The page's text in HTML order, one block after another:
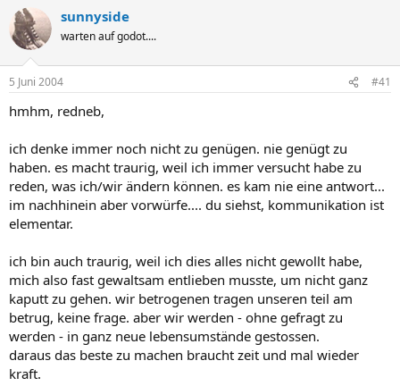
sunnyside
warten auf godot....
5 Juni 2004 #41
hmhm, redneb,
ich denke immer noch nicht zu genügen. nie genügt zu
haben. es macht traurig, weil ich immer versucht habe zu
reden, was ich/wir ändern können. es kam nie eine antwort...
im nachhinein aber vorwürfe.... du siehst, kommunikation ist
elementar.
ich bin auch traurig, weil ich dies alles nicht gewollt habe,
mich also fast gewaltsam entlieben musste, um nicht ganz
kaputt zu gehen. wir betrogenen tragen unseren teil am
betrug, keine frage. aber wir werden - ohne gefragt zu
werden - in ganz neue lebensumstände gestossen.
daraus das beste zu machen braucht zeit und mal wieder
kraft.